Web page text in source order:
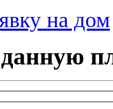
на дом